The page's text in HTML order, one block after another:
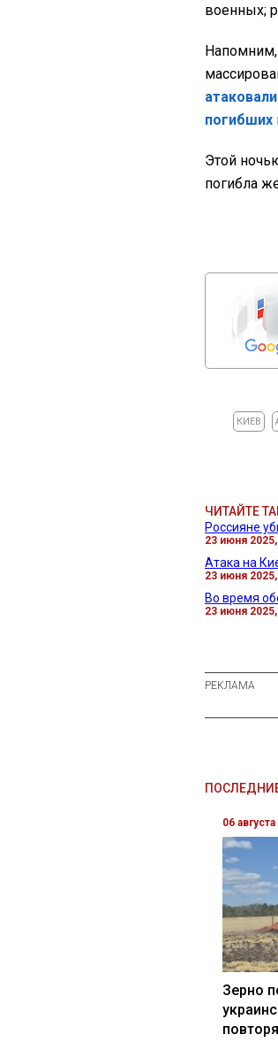
военных;
атаковали
погибших
Этой
погибла
КИЕВ
ЧИТАЙТЕ
Россияне
23 июня
Атака на
23 июня
Во время
23 июня
06
Зерно